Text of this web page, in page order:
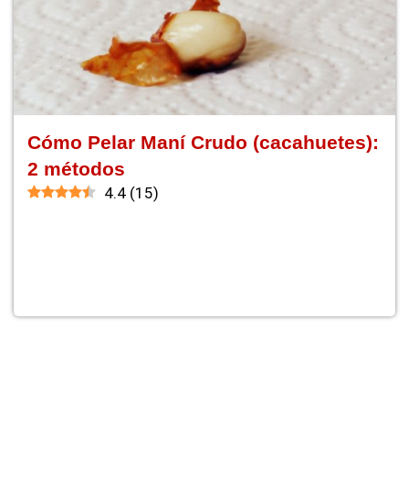
Cómo Pelar Maní Crudo (cacahuetes):
2 métodos
4.4 (15)